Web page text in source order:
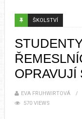
ŠKOLSTVÍ
OPRAVUJÍ
EVA FRUHWIRTOVÁ
570 VIEWS